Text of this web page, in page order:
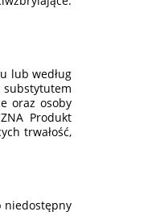
lub według
oraz osoby
Produkt
trwałość,
niedostępny